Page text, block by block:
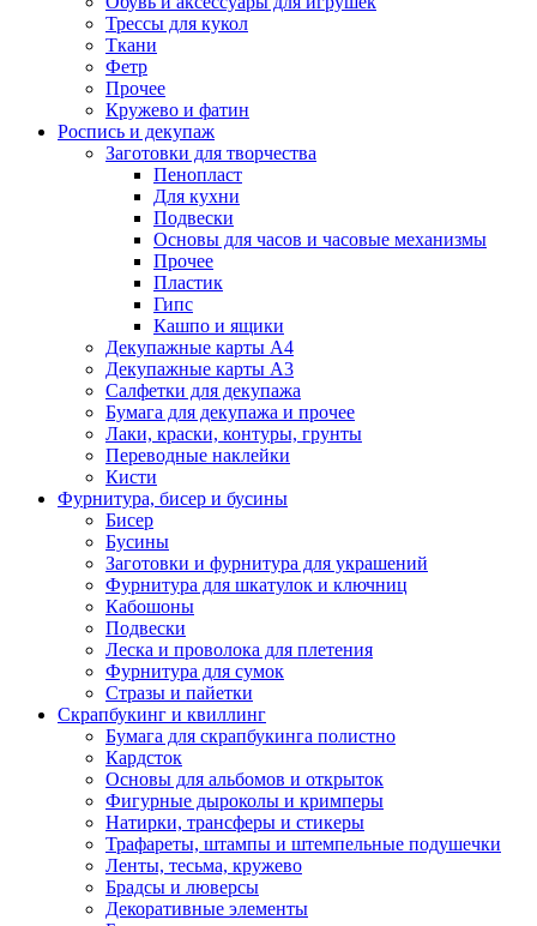
Трессы для кукол
Ткани
Фетр
Прочее
Кружево и фатин
Роспись и декупаж
Заготовки для творчества
Пенопласт
Для кухни
Подвески
Основы для часов и часовые механизмы
Прочее
Пластик
Гипс
Кашпо и ящики
Декупажные карты А4
Декупажные карты А3
Салфетки для декупажа
Бумага для декупажа и прочее
Лаки, краски, контуры, грунты
Переводные наклейки
Кисти
Фурнитура, бисер и бусины
Бисер
Бусины
Заготовки и фурнитура для украшений
Фурнитура для шкатулок и ключниц
Кабошоны
Подвески
Леска и проволока для плетения
Фурнитура для сумок
Стразы и пайетки
Скрапбукинг и квиллинг
Бумага для скрапбукинга полистно
Кардсток
Основы для альбомов и открыток
Фигурные дыроколы и кримперы
Натирки, трансферы и стикеры
Трафареты, штампы и штемпельные подушечки
Ленты, тесьма, кружево
Брадсы и люверсы
Декоративные элементы